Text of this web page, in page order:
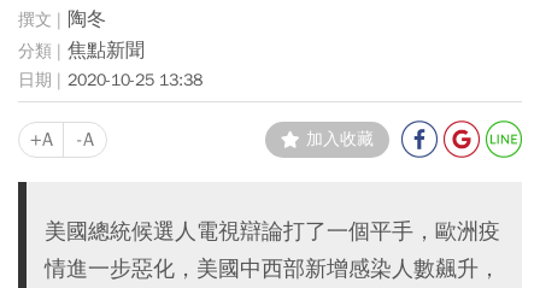
陶冬
焦點新聞
2020-10-25 13:38
+A -A 加入收藏
美國總統候選人電視辯論打了一個平手，歐洲疫
情進一步惡化，美國中西部新增感染人數飆升，